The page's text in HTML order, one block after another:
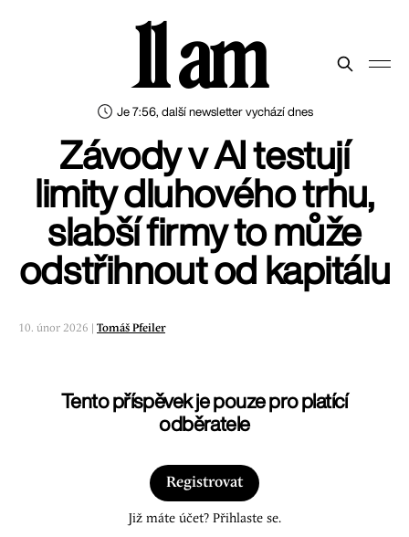
Je 7:56, další newsletter vychází dnes
11 am
Závody v AI testují
limity dluhového trhu,
slabší firmy to může
odstřihnout od kapitálu
10. únor 2026 | Tomáš Pfeiler
Tento příspěvek je pouze pro platící
odběratele
Registrovat
Již máte účet? Přihlaste se.